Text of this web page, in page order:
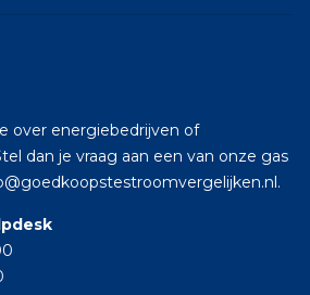
over energiebedrijven of
dan je vraag aan een van onze gas